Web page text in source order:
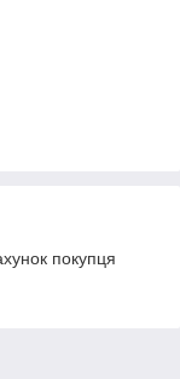
покупця